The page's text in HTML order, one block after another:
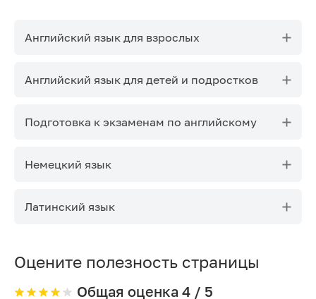
Английский язык для взрослых
Английский язык для детей и подростков
Подготовка к экзаменам по английскому
Немецкий язык
Латинский язык
Оцените полезность страницы
Общая оценка 4/ 5